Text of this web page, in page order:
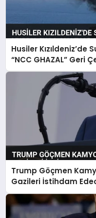
Husiler
“NCC GHAZAL” Geri
Trump Göçmen
Gazileri İstihdam